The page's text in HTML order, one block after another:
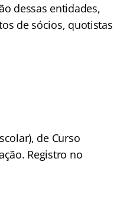
dessas entidades,
de sócios, quotistas
de Curso
Registro no